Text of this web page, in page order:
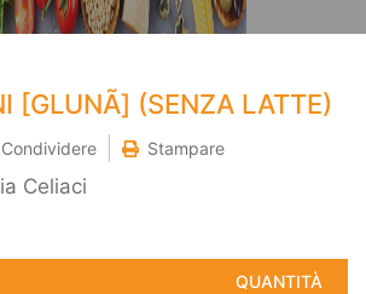
[GLUNÃ] (SENZA LATTE)
Condividere Stampare
Celiaci
QUANTITÀ